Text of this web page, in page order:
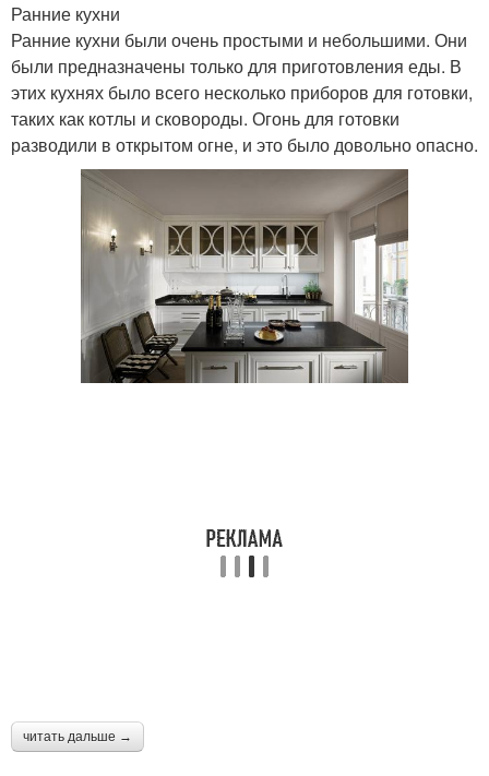
Ранние кухни
Ранние кухни были очень простыми и небольшими. Они
были предназначены только для приготовления еды. В
этих кухнях было всего несколько приборов для готовки,
таких как котлы и сковороды. Огонь для готовки
разводили в открытом огне, и это было довольно опасно.
читать дальше →